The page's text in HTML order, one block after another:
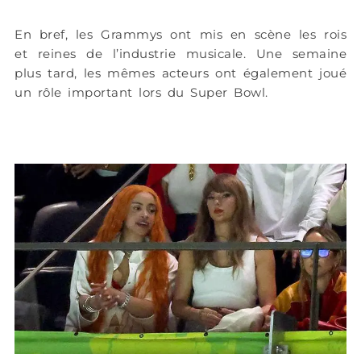
En bref, les Grammys ont mis en scène les rois
et reines de l’industrie musicale. Une semaine
plus tard, les mêmes acteurs ont également joué
un rôle important lors du Super Bowl.